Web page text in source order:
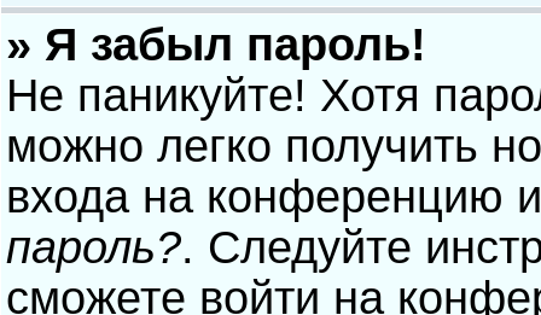
» Я забыл пароль!
Не паникуйте! Хотя
можно легко получить
входа на конференцию
пароль?. Следуйте
сможете войти на